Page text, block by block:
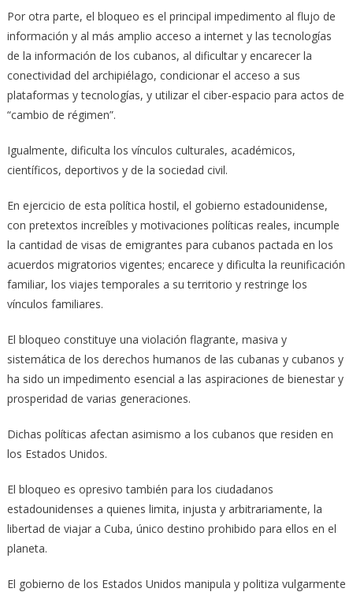
Por otra parte, el bloqueo es el principal impedimento al flujo de
información y al más amplio acceso a internet y las tecnologías
de la información de los cubanos, al dificultar y encarecer la
conectividad del archipiélago, condicionar el acceso a sus
plataformas y tecnologías, y utilizar el ciber-espacio para actos de
“cambio de régimen”.
Igualmente, dificulta los vínculos culturales, académicos,
científicos, deportivos y de la sociedad civil.
En ejercicio de esta política hostil, el gobierno estadounidense,
con pretextos increíbles y motivaciones políticas reales, incumple
la cantidad de visas de emigrantes para cubanos pactada en los
acuerdos migratorios vigentes; encarece y dificulta la reunificación
familiar, los viajes temporales a su territorio y restringe los
vínculos familiares.
El bloqueo constituye una violación flagrante, masiva y
sistemática de los derechos humanos de las cubanas y cubanos y
ha sido un impedimento esencial a las aspiraciones de bienestar y
prosperidad de varias generaciones.
Dichas políticas afectan asimismo a los cubanos que residen en
los Estados Unidos.
El bloqueo es opresivo también para los ciudadanos
estadounidenses a quienes limita, injusta y arbitrariamente, la
libertad de viajar a Cuba, único destino prohibido para ellos en el
planeta.
El gobierno de los Estados Unidos manipula y politiza vulgarmente